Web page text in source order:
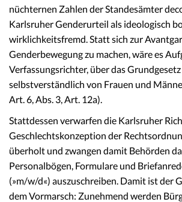
nüchternen Zahlen der Standesämter
Karlsruher Genderurteil als ideologisch
wirklichkeitsfremd. Statt sich zur
Genderbewegung zu machen, wäre es
Verfassungsrichter, über das Grundgesetz
selbstverständlich von Frauen und
Art. 6, Abs. 3, Art. 12a).
Stattdessen verwarfen die Karlsruher
Geschlechtskonzeption der
überholt und zwangen damit Behörden
Personalbögen, Formulare und
(»m/w/d«) auszuschreiben. Damit ist der
dem Vormarsch: Zunehmend werden